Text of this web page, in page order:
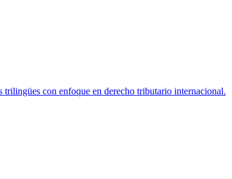
trilingües con enfoque en derecho tributario internacional.